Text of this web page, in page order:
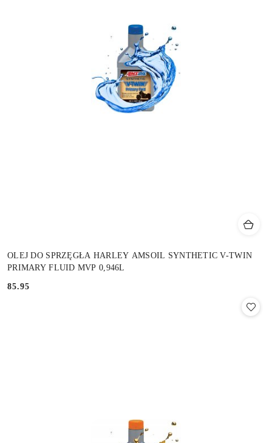
OLEJ DO SPRZĘGŁA HARLEY AMSOIL SYNTHETIC V-TWIN
PRIMARY FLUID MVP 0,946L
Cena:
85.95